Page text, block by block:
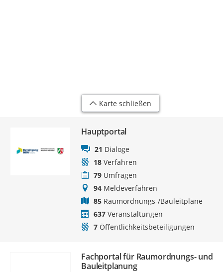
Karte schließen
Hauptportal
21 Dialoge
18 Verfahren
79 Umfragen
94 Meldeverfahren
85 Raumordnungs-/Bauleitpläne
637 Veranstaltungen
7 Öffentlichkeitsbeteiligungen
Fachportal für Raumordnungs- und
Bauleitplanung